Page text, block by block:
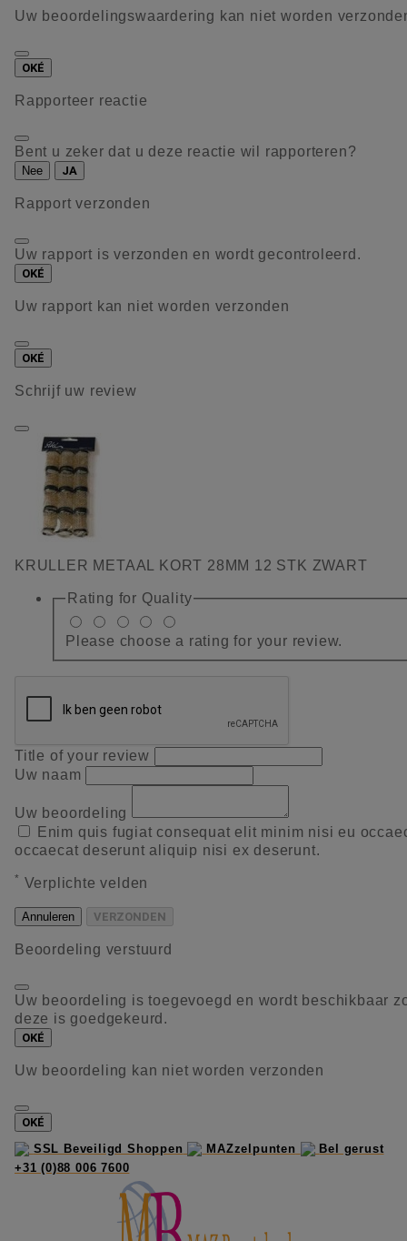
Uw beoordelingswaardering kan niet worden
OKÉ
Rapporteer reactie
Bent u zeker dat u deze reactie wil rapporteren?
Nee JA
Rapport verzonden
Uw rapport is verzonden en wordt gecontroleerd.
OKÉ
Uw rapport kan niet worden verzonden
OKÉ
Schrijf uw review
KRULLER METAAL KORT 28MM 12 STK ZWART
Rating for Quality
Please choose a rating for your review.
Title of your review
Uw naam
Uw beoordeling
Enim quis fugiat consequat elit minim nisi eu
occaecat deserunt aliquip nisi ex deserunt.
* Verplichte velden
Annuleren VERZONDEN
Beoordeling verstuurd
Uw beoordeling is toegevoegd en wordt beschikbaar
deze is goedgekeurd.
OKÉ
Uw beoordeling kan niet worden verzonden
OKÉ
SSL Beveiligd Shoppen
MAZzelpunten
Bel gerust
+31 (0)88 006 7600